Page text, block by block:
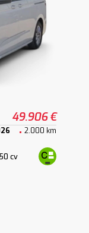
49.906 €
2.000 km
cv